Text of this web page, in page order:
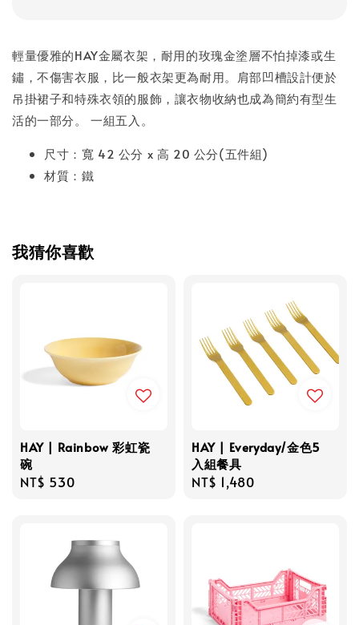
輕量優雅的HAY金屬衣架，耐用的玫瑰金塗層不怕掉漆或生
鏽，不傷害衣服，比一般衣架更為耐用。肩部凹槽設計便於
吊掛裙子和特殊衣領的服飾，讓衣物收納也成為簡約有型生
活的一部分。 一組五入。
尺寸：寬 42 公分 x 高 20 公分(五件組)
材質：鐵
我猜你喜歡
HAY | Rainbow 彩虹瓷
碗
Regular
NT$ 530
HAY | Everyday/金色5
入組餐具
Regular
NT$ 1,480